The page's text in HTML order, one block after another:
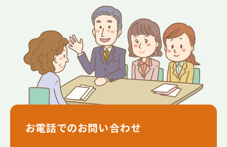
お電話でのお問い合わせ